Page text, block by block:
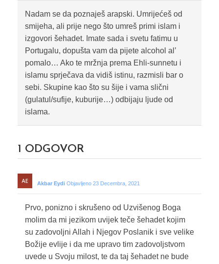
Nadam se da poznaješ arapski. Umrijećeš od
smijeha, ali prije nego što umreš primi islam i
izgovori šehadet. Imate sada i svetu fatimu u
Portugalu, dopušta vam da pijete alcohol al’
pomalo… Ako te mržnja prema Ehli-sunnetu i
islamu sprječava da vidiš istinu, razmisli bar o
sebi. Skupine kao što su šije i vama slični
(gulatul/sufije, kuburije…) odbijaju ljude od
islama.
1 ODGOVOR
Akbar Eydi Objavljeno 23 Decembra, 2021
Prvo, ponizno i skrušeno od Uzvišenog Boga
molim da mi jezikom uvijek teče šehadet kojim
su zadovoljni Allah i Njegov Poslanik i sve velike
Božije evlije i da me upravo tim zadovoljstvom
uvede u Svoju milost, te da taj šehadet ne bude